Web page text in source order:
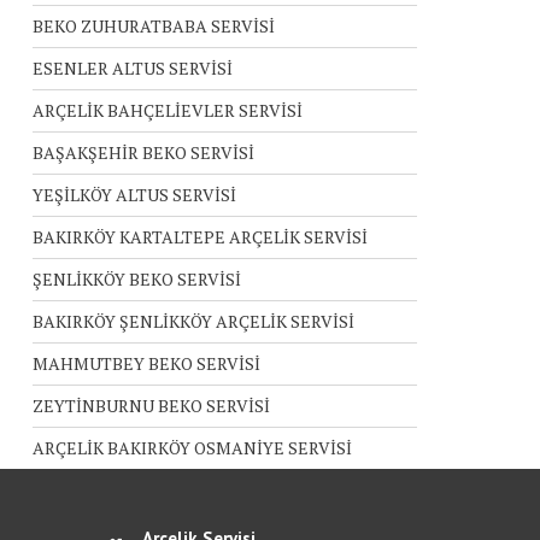
BEKO ZUHURATBABA SERVİSİ
ESENLER ALTUS SERVİSİ
ARÇELİK BAHÇELİEVLER SERVİSİ
BAŞAKŞEHİR BEKO SERVİSİ
YEŞİLKÖY ALTUS SERVİSİ
BAKIRKÖY KARTALTEPE ARÇELİK SERVİSİ
ŞENLİKKÖY BEKO SERVİSİ
BAKIRKÖY ŞENLİKKÖY ARÇELİK SERVİSİ
MAHMUTBEY BEKO SERVİSİ
ZEYTİNBURNU BEKO SERVİSİ
ARÇELİK BAKIRKÖY OSMANİYE SERVİSİ